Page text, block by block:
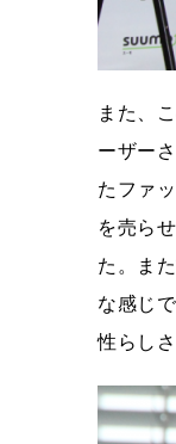
また、
ーザー
たファ
を売ら
た。ま
な感じ
性らし